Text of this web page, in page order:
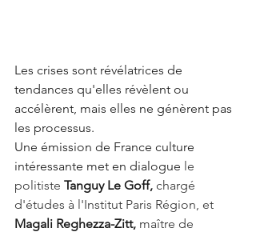
Les crises sont révélatrices de
tendances qu'elles révèlent ou
accélèrent, mais elles ne génèrent pas
les processus.
Une émission de France culture
intéressante met en dialogue le
politiste Tanguy Le Goff, chargé
d'études à l'Institut Paris Région, et
Magali Reghezza-Zitt, maître de